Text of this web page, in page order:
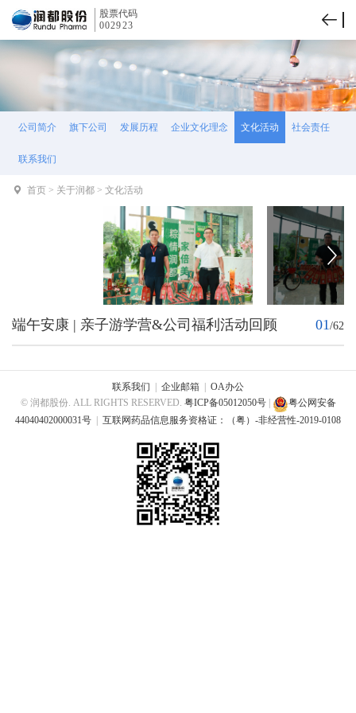
股票代码
002923
公司简介 旗下公司 发展历程 企业文化理念 文化活动 社会责任
联系我们
首页 > 关于润都 > 文化活动
端午安康 | 亲子游学营&公司福利活动回顾 01/62
联系我们 企业邮箱
OA办公
© 润都股份. ALL RIGHTS RESERVED. 粤ICP备05012050号|
粤公网安备
44040402000031号 | 互联网药品信息服务资格证：（粤）-非经营性-2019-0108